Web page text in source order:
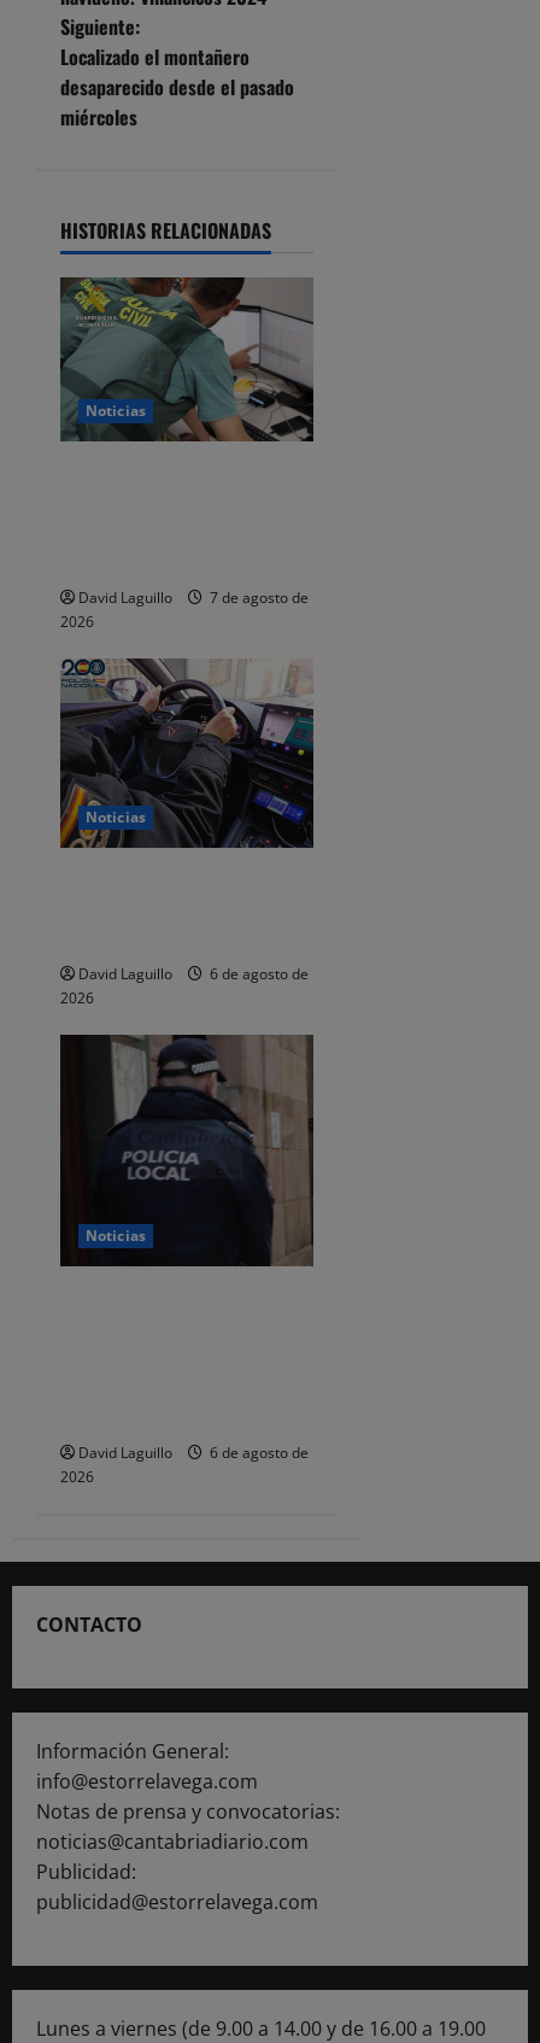
v
e
g
c
i
ó
n
d
t
r
a
d
a
Siguiente:
Localizado el montañero
desaparecido desde el pasado
miércoles
HISTORIAS RELACIONADAS
Noticias
David Laguillo
7 de agosto de
2026
Noticias
David Laguillo
6 de agosto de
2026
Noticias
David Laguillo
6 de agosto de
2026
CONTACTO
Información General:
info@estorrelavega.com
Notas de prensa y convocatorias:
noticias@cantabriadiario.com
Publicidad:
publicidad@estorrelavega.com
Lunes a viernes (de 9.00 a 14.00 y de 16.00 a 19.00